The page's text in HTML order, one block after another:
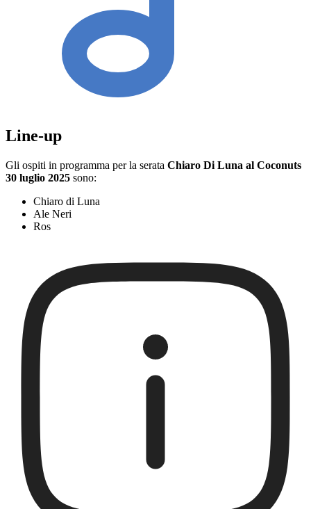
Line-up
Gli ospiti in programma per la serata Chiaro Di Luna al Coconuts
30 luglio 2025 sono:
Chiaro di Luna
Ale Neri
Ros